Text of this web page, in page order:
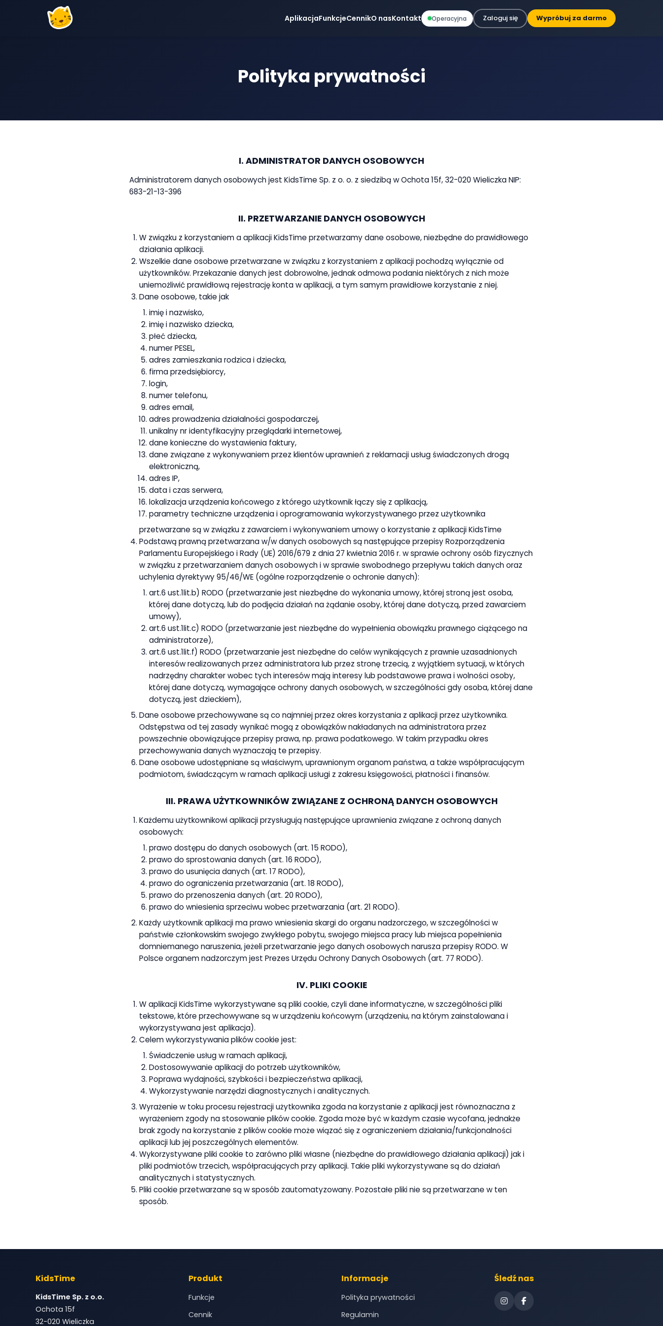
AplikacjaFunkcjeCennikO nasKontakt Operacyjna Zaloguj się Wypróbuj za darmo
Polityka prywatności
I. ADMINISTRATOR DANYCH OSOBOWYCH
Administratorem danych osobowych jest KidsTime Sp. z o. o. z siedzibą w Ochota 15f, 32-020 Wieliczka NIP:
683-21-13-396
II. PRZETWARZANIE DANYCH OSOBOWYCH
W związku z korzystaniem a aplikacji KidsTime przetwarzamy dane osobowe, niezbędne do prawidłowego
działania aplikacji.
Wszelkie dane osobowe przetwarzane w związku z korzystaniem z aplikacji pochodzą wyłącznie od
użytkowników. Przekazanie danych jest dobrowolne, jednak odmowa podania niektórych z nich może
uniemożliwić prawidłową rejestrację konta w aplikacji, a tym samym prawidłowe korzystanie z niej.
Dane osobowe, takie jak
imię i nazwisko,
imię i nazwisko dziecka,
płeć dziecka,
numer PESEL,
adres zamieszkania rodzica i dziecka,
firma przedsiębiorcy,
login,
numer telefonu,
adres email,
adres prowadzenia działalności gospodarczej,
unikalny nr identyfikacyjny przeglądarki internetowej,
dane konieczne do wystawienia faktury,
dane związane z wykonywaniem przez klientów uprawnień z reklamacji usług świadczonych drogą
elektroniczną,
adres IP,
data i czas serwera,
lokalizacja urządzenia końcowego z którego użytkownik łączy się z aplikacją,
parametry techniczne urządzenia i oprogramowania wykorzystywanego przez użytkownika
przetwarzane są w związku z zawarciem i wykonywaniem umowy o korzystanie z aplikacji KidsTime
Podstawą prawną przetwarzana w/w danych osobowych są następujące przepisy Rozporządzenia
Parlamentu Europejskiego i Rady (UE) 2016/679 z dnia 27 kwietnia 2016 r. w sprawie ochrony osób fizycznych
w związku z przetwarzaniem danych osobowych i w sprawie swobodnego przepływu takich danych oraz
uchylenia dyrektywy 95/46/WE (ogólne rozporządzenie o ochronie danych):
art.6 ust.1lit.b) RODO (przetwarzanie jest niezbędne do wykonania umowy, której stroną jest osoba,
której dane dotyczą, lub do podjęcia działań na żądanie osoby, której dane dotyczą, przed zawarciem
umowy),
art.6 ust.1lit.c) RODO (przetwarzanie jest niezbędne do wypełnienia obowiązku prawnego ciążącego na
administratorze),
art.6 ust.1lit.f) RODO (przetwarzanie jest niezbędne do celów wynikających z prawnie uzasadnionych
interesów realizowanych przez administratora lub przez stronę trzecią, z wyjątkiem sytuacji, w których
nadrzędny charakter wobec tych interesów mają interesy lub podstawowe prawa i wolności osoby,
której dane dotyczą, wymagające ochrony danych osobowych, w szczególności gdy osoba, której dane
dotyczą, jest dzieckiem),
Dane osobowe przechowywane są co najmniej przez okres korzystania z aplikacji przez użytkownika.
Odstępstwa od tej zasady wynikać mogą z obowiązków nakładanych na administratora przez
powszechnie obowiązujące przepisy prawa, np. prawa podatkowego. W takim przypadku okres
przechowywania danych wyznaczają te przepisy.
Dane osobowe udostępniane są właściwym, uprawnionym organom państwa, a także współpracującym
podmiotom, świadczącym w ramach aplikacji usługi z zakresu księgowości, płatności i finansów.
III. PRAWA UŻYTKOWNIKÓW ZWIĄZANE Z OCHRONĄ DANYCH OSOBOWYCH
Każdemu użytkownikowi aplikacji przysługują następujące uprawnienia związane z ochroną danych
osobowych:
prawo dostępu do danych osobowych (art. 15 RODO),
prawo do sprostowania danych (art. 16 RODO),
prawo do usunięcia danych (art. 17 RODO),
prawo do ograniczenia przetwarzania (art. 18 RODO),
prawo do przenoszenia danych (art. 20 RODO),
prawo do wniesienia sprzeciwu wobec przetwarzania (art. 21 RODO).
Każdy użytkownik aplikacji ma prawo wniesienia skargi do organu nadzorczego, w szczególności w
państwie członkowskim swojego zwykłego pobytu, swojego miejsca pracy lub miejsca popełnienia
domniemanego naruszenia, jeżeli przetwarzanie jego danych osobowych narusza przepisy RODO. W
Polsce organem nadzorczym jest Prezes Urzędu Ochrony Danych Osobowych (art. 77 RODO).
IV. PLIKI COOKIE
W aplikacji KidsTime wykorzystywane są pliki cookie, czyli dane informatyczne, w szczególności pliki
tekstowe, które przechowywane są w urządzeniu końcowym (urządzeniu, na którym zainstalowana i
wykorzystywana jest aplikacja).
Celem wykorzystywania plików cookie jest:
Świadczenie usług w ramach aplikacji,
Dostosowywanie aplikacji do potrzeb użytkowników,
Poprawa wydajności, szybkości i bezpieczeństwa aplikacji,
Wykorzystywanie narzędzi diagnostycznych i analitycznych.
Wyrażenie w toku procesu rejestracji użytkownika zgoda na korzystanie z aplikacji jest równoznaczna z
wyrażeniem zgody na stosowanie plików cookie. Zgoda może być w każdym czasie wycofana, jednakże
brak zgody na korzystanie z plików cookie może wiązać się z ograniczeniem działania/funkcjonalności
aplikacji lub jej poszczególnych elementów.
Wykorzystywane pliki cookie to zarówno pliki własne (niezbędne do prawidłowego działania aplikacji) jak i
pliki podmiotów trzecich, współpracujących przy aplikacji. Takie pliki wykorzystywane są do działań
analitycznych i statystycznych.
Pliki cookie przetwarzane są w sposób zautomatyzowany. Pozostałe pliki nie są przetwarzane w ten
sposób.
KidsTime
KidsTime Sp. z o.o.
Ochota 15f
32-020 Wieliczka
Produkt
Funkcje
Cennik
Informacje
Polityka prywatności
Regulamin
Śledź nas